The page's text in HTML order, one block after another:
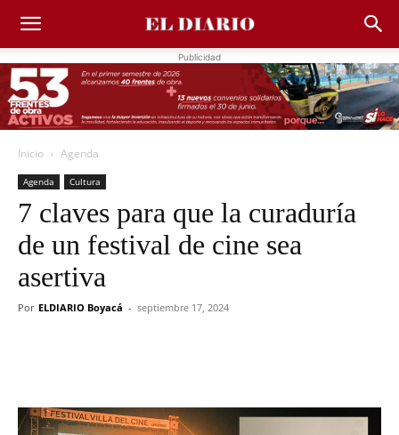
Publicidad
Inicio Agenda
Agenda Cultura
7 claves para que la curaduría
de un festival de cine sea
asertiva
Por ELDIARIO Boyacá - septiembre 17, 2024